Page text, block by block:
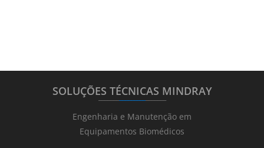
SOLUÇÕES TÉCNICAS MINDRAY
_______________________
Engenharia e Manutenção em
Equipamentos Biomédicos